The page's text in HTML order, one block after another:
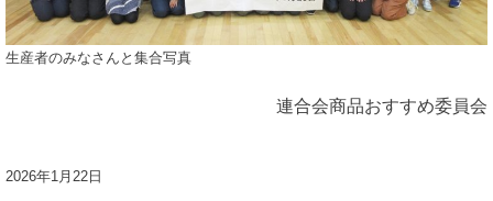
生産者のみなさんと集合写真
連合会商品おすすめ委員会
2026年1月22日